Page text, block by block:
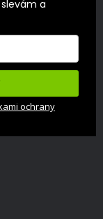
a
ochrany